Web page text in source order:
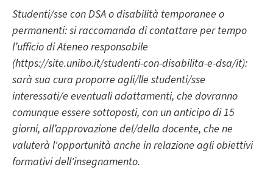
Studenti/sse con DSA o disabilità temporanee o
permanenti: si raccomanda di contattare per tempo
l’ufficio di Ateneo responsabile
(https://site.unibo.it/studenti-con-disabilita-e-dsa/it):
sarà sua cura proporre agli/lle studenti/sse
interessati/e eventuali adattamenti, che dovranno
comunque essere sottoposti, con un anticipo di 15
giorni, all’approvazione del/della docente, che ne
valuterà l'opportunità anche in relazione agli obiettivi
formativi dell'insegnamento.